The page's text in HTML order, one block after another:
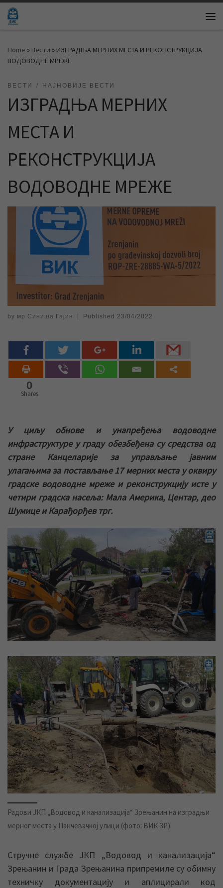
Skip to content
Home » Вести » ИЗГРАДЊА МЕРНИХ МЕСТА И РЕКОНСТРУКЦИЈА
ВОДОВОДНЕ МРЕЖЕ
ВЕСТИ НАЈНОВИЈЕ ВЕСТИ
ИЗГРАДЊА МЕРНИХ
МЕСТА И
РЕКОНСТРУКЦИЈА
ВОДОВОДНЕ МРЕЖЕ
by мр Синиша Гајин Published 23/04/2022
0
Shares
У циљу обнове и унапређења водоводне
инфраструктуре у граду обезбеђена су средства од
стране Канцеларије за управљање јавним
улагањима за постављање 17 мерних места у оквиру
градске водоводне мреже и реконструкцију исте у
четири градска насеља: Мала Америка, Центар, део
Шумице и Карађорђев трг.
Радови ЈКП „Водовод и канализација“ Зрењанин на изградњи
мерног места у Панчевачкој улици (фото: ВИК ЗР)
Стручне службе ЈКП „Водовод и канализација“
Зрењанин и Града Зрењанина припремиле су обимну
техничку документацију и аплицирали код